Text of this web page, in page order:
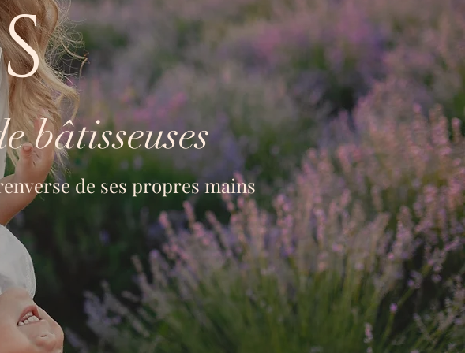
bâtisseuses
de ses propres mains